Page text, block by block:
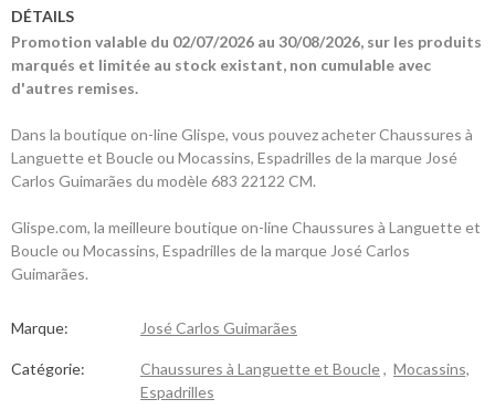
DÉTAILS
Promotion valable du 02/07/2026 au 30/08/2026, sur les produits
marqués et limitée au stock existant, non cumulable avec
d'autres remises.
Dans la boutique on-line Glispe, vous pouvez acheter Chaussures à
Languette et Boucle ou Mocassins, Espadrilles de la marque José
Carlos Guimarães du modèle 683 22122 CM.
Glispe.com, la meilleure boutique on-line Chaussures à Languette et
Boucle ou Mocassins, Espadrilles de la marque José Carlos
Guimarães.
Marque: José Carlos Guimarães
Catégorie: Chaussures à Languette et Boucle, Mocassins,
Espadrilles